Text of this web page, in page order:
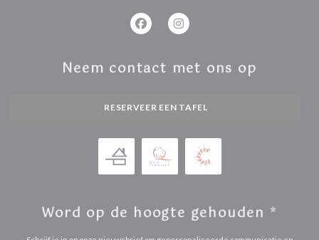
Facebook ((opent in een nieuw
Instagram ((opent in een
Neem contact met ons op
RESERVEER EEN TAFEL
Word op de hoogte gehouden *